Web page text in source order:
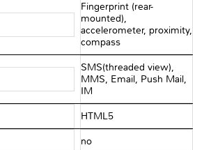
Fingerprint (rear-
mounted),
accelerometer, proximity,
compass
SMS(threaded view),
MMS, Email, Push Mail,
IM
HTML5
no